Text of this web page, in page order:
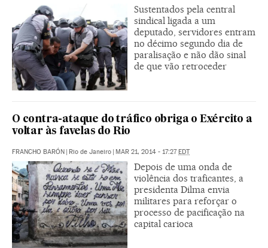
Sustentados pela central
sindical ligada a um
deputado, servidores entram
no décimo segundo dia de
paralisação e não dão sinal
de que vão retroceder
O contra-ataque do tráfico obriga o Exército a
voltar às favelas do Rio
FRANCHO BARÓN | Rio de Janeiro | MAR 21, 2014 - 17:27EDT
Depois de uma onda de
violência dos traficantes, a
presidenta Dilma envia
militares para reforçar o
processo de pacificação na
capital carioca